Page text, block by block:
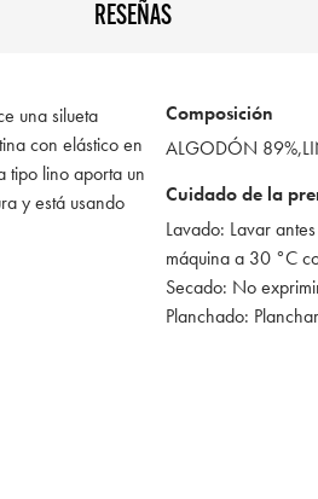
RESEÑAS
una silueta
con elástico en
tipo lino aporta un
y está usando
Composición
ALGODÓN
Cuidado de la
Lavado: Lavar
máquina a 30 °C
Secado: No
Planchado: